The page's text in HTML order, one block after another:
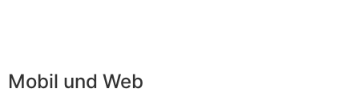
Mobil und Web